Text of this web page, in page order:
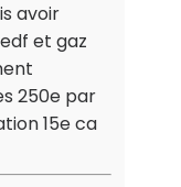
avoir
et gaz
250e par
15e ca